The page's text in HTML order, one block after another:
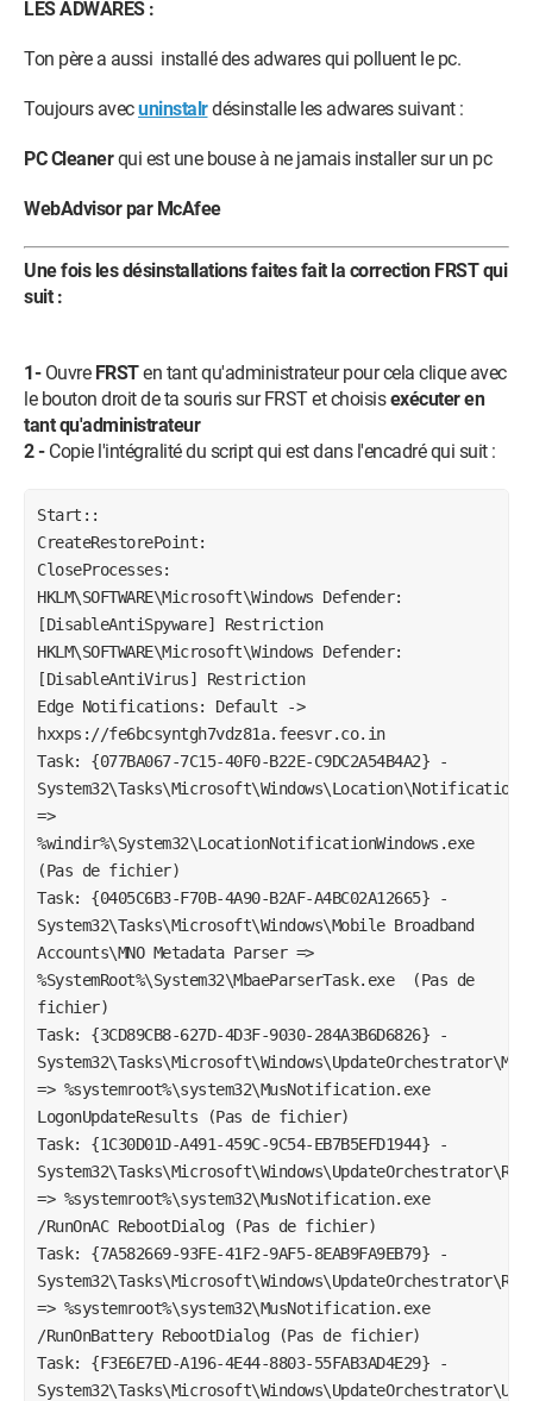
LES ADWARES :
Ton père a aussi installé des adwares qui polluent le pc.
Toujours avecuninstalrdésinstalle les adwares suivant :
PC Cleanerqui est une bouse à ne jamais installer sur un pc
WebAdvisor par McAfee
Une fois les désinstallations faites fait la correction FRST qui
suit :
1-Ouvre FRSTen tant qu'administrateur pour cela clique avec
le bouton droit de ta souris sur FRST et choisisexécuter en
tant qu'administrateur
2 -Copie l'intégralité du script qui est dans l'encadré qui suit :
Start::
CreateRestorePoint:
CloseProcesses:
HKLM\SOFTWARE\Microsoft\Windows Defender:
[DisableAntiSpyware] Restriction
HKLM\SOFTWARE\Microsoft\Windows Defender:
[DisableAntiVirus] Restriction
Edge Notifications: Default ->
hxxps://fe6bcsyntgh7vdz81a.feesvr.co.in
Task: {077BA067-7C15-40F0-B22E-C9DC2A54B4A2} -
System32\Tasks\Microsoft\Windows\Location\Notifications
=>
%windir%\System32\LocationNotificationWindows.exe
(Pas de fichier)
Task: {0405C6B3-F70B-4A90-B2AF-A4BC02A12665} -
System32\Tasks\Microsoft\Windows\Mobile Broadband
Accounts\MNO Metadata Parser =>
%SystemRoot%\System32\MbaeParserTask.exe  (Pas de
fichier)
Task: {3CD89CB8-627D-4D3F-9030-284A3B6D6826} -
=> %systemroot%\system32\MusNotification.exe
LogonUpdateResults (Pas de fichier)
Task: {1C30D01D-A491-459C-9C54-EB7B5EFD1944} -
=> %systemroot%\system32\MusNotification.exe
/RunOnAC RebootDialog (Pas de fichier)
Task: {7A582669-93FE-41F2-9AF5-8EAB9FA9EB79} -
=> %systemroot%\system32\MusNotification.exe
/RunOnBattery RebootDialog (Pas de fichier)
Task: {F3E6E7ED-A196-4E44-8803-55FAB3AD4E29} -